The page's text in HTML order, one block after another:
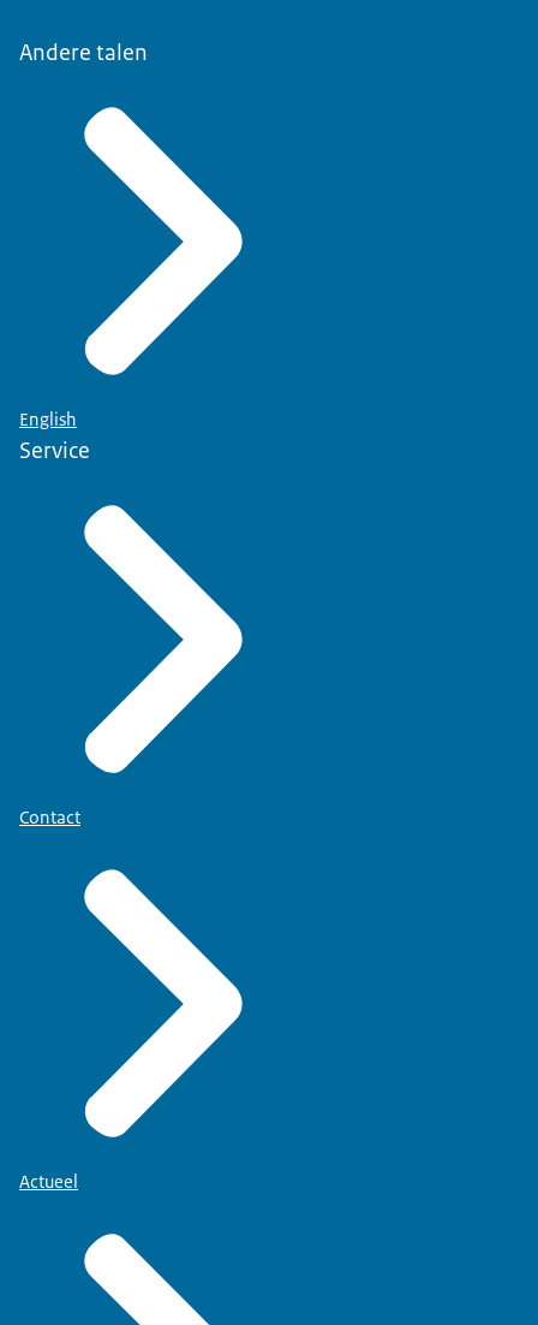
Andere talen
English
Service
Contact
Actueel